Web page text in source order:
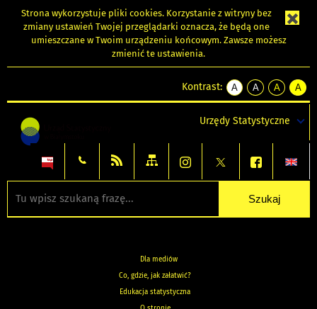
Strona wykorzystuje pliki cookies. Korzystanie z witryny bez
zmiany ustawień Twojej przeglądarki oznacza, że będą one
umieszczane w Twoim urządzeniu końcowym. Zawsze możesz
zmienić te ustawienia.
Kontrast:
A
kontrast
A
kontrast
tekst
czarnym
A
kontrast
tekst
czarnym
A
tekst
żółtym
Urzędy Statystyczne
Dla mediów
Co, gdzie, jak załatwić?
Edukacja statystyczna